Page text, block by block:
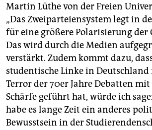
Martin Lüthe von der Freien
„Das Zweiparteiensystem legt in
für eine größere Polarisierung der
Das wird durch die Medien
verstärkt. Zudem kommt dazu,
studentische Linke in Deutschland
Terror der 70er Jahre Debatten
Schärfe geführt hat, würde ich
habe es lange Zeit ein anderes
Bewusstsein in der